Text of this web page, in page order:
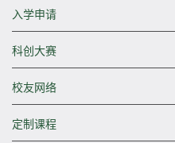
入学申请
科创大赛
校友网络
定制课程